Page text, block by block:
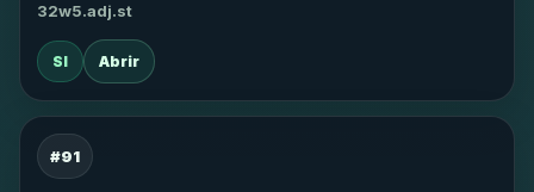
32w5.adj.st
SI Abrir
#91